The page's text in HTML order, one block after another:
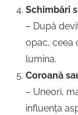
Schimbări
– După
opac, ceea
lumina.
Coroană
– Uneori,
influența